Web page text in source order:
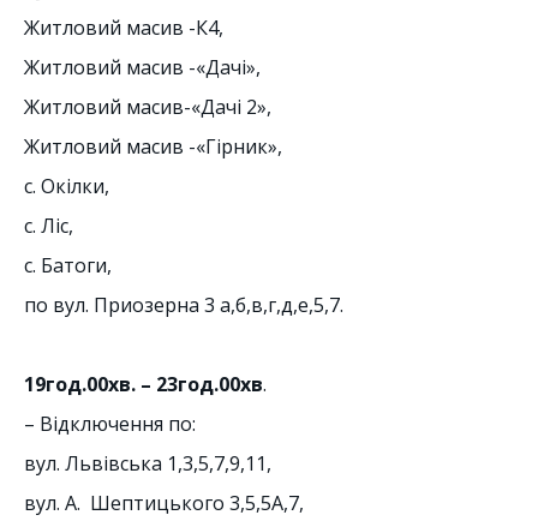
Житловий масив -К4,
Житловий масив -«Дачі»,
Житловий масив-«Дачі 2»,
Житловий масив -«Гірник»,
с. Окілки,
с. Ліс,
с. Батоги,
по вул. Приозерна 3 а,б,в,г,д,е,5,7.
19год.00хв. – 23год.00хв.
– Відключення по:
вул. Львівська 1,3,5,7,9,11,
вул. А. Шептицького 3,5,5А,7,